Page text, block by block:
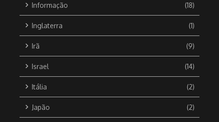
Informação (18)
Inglaterra (1)
Irã (9)
Israel (14)
Itália (2)
Japão (2)